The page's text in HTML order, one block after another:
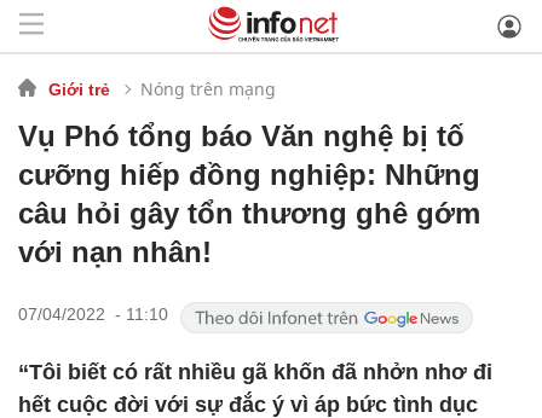
Giới trẻ Nóng trên mạng
Vụ Phó tổng báo Văn nghệ bị tố
cưỡng hiếp đồng nghiệp: Những
câu hỏi gây tổn thương ghê gớm
với nạn nhân!
07/04/2022 - 11:10
“Tôi biết có rất nhiều gã khốn đã nhởn nhơ đi
hết cuộc đời với sự đắc ý vì áp bức tình dục